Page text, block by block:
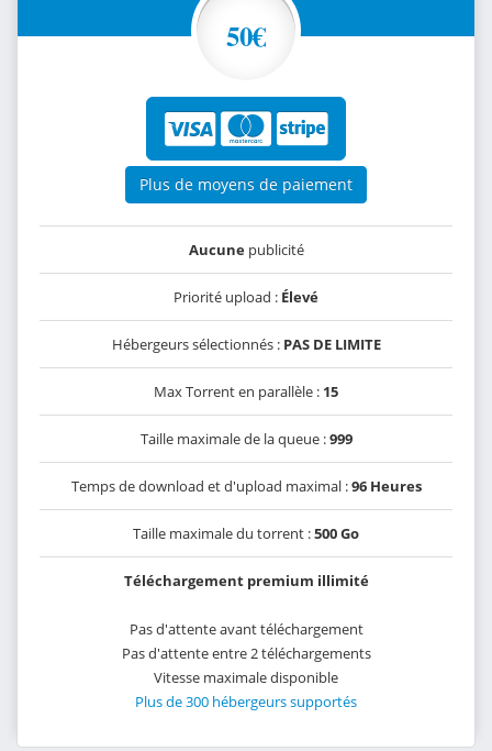
50€
Plus de moyens de paiement
Aucunepublicité
Priorité upload : Élevé
Hébergeurs sélectionnés : PAS DE LIMITE
Max Torrent en parallèle : 15
Taille maximale de la queue :999
Temps de download et d'upload maximal :96 Heures
Taille maximale du torrent :500 Go
Téléchargement premium illimité
Pas d'attente avant téléchargement
Pas d'attente entre 2 téléchargements
Vitesse maximale disponible
Plus de 300 hébergeurs supportés